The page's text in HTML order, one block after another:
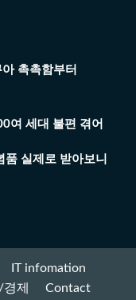
촉촉함부터
여 세대 불편 겪어
실제로 받아보니
IT infomation
제 Contact